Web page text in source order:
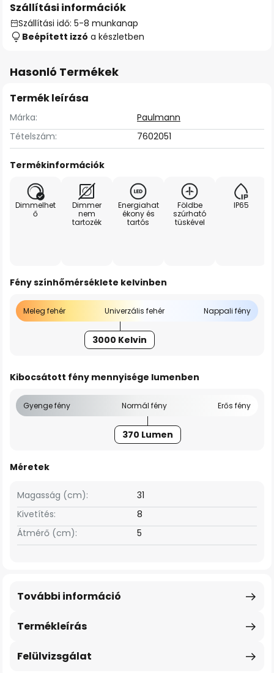
Szállítási információk
Szállítási idő: 5-8 munkanap
Beépített izzó a készletben
Hasonló Termékek
Termék leírása
Márka:
Paulmann
Tételszám:
7602051
Termékinformációk
Dimmelhet
ő
Dimmer
nem
tartozék
Energiahat
ékony és
tartós
Földbe
szúrható
tüskével
IP65
Fény színhőmérséklete kelvinben
Meleg fehér Univerzális fehér Nappali fény
3000 Kelvin
Kibocsátott fény mennyisége lumenben
Gyenge fény Normál fény Erős fény
370 Lumen
Méretek
Magasság (cm):
31
Kivetítés:
8
Átmérő (cm):
5
Termékleírás
További információ
Felülvizsgálat